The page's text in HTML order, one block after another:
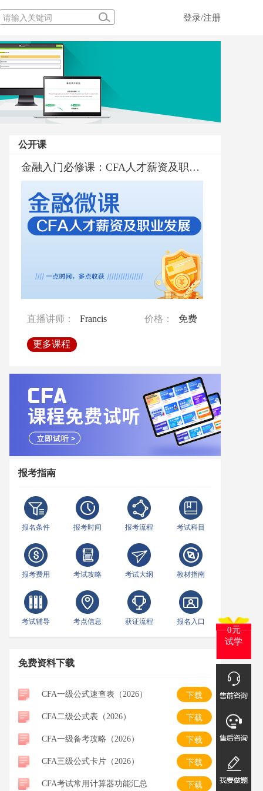
登录/注册
公开课
直播讲师： 价格： 免费
更多课程
金融入门必修课：CFA人才薪资及职业发展
直播讲师： Francis 价格： 免费
更多课程
直播讲师： 价格： 免费
更多课程
报考指南
报名条件 报考时间 报考流程 考试科目
报考费用 考试攻略 考试大纲 教材指南
考试辅导 考点信息 获证流程 报名入口
免费资料下载
CFA一级公式速查表（2026） 下载
CFA二级公式表（2026） 下载
CFA一级备考攻略（2026） 下载
CFA三级公式卡片（2026） 下载
CFA考试常用计算器功能汇总 下载
0元
试学